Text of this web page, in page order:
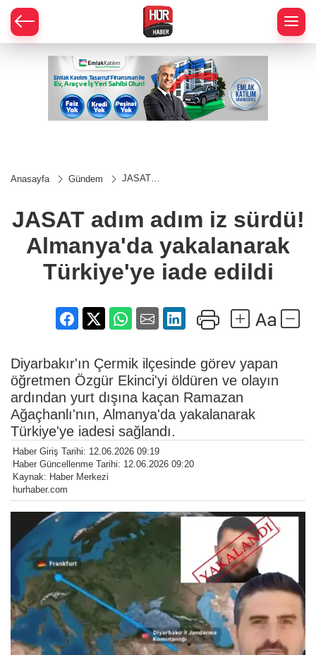
Anasayfa Gündem
JASAT
yakalanarak
iade edildi
JASAT adım adım iz sürdü!
Almanya'da yakalanarak
Türkiye'ye iade edildi
Diyarbakır'ın Çermik ilçesinde görev yapan
öğretmen Özgür Ekinci'yi öldüren ve olayın
ardından yurt dışına kaçan Ramazan
Ağaçhanlı'nın, Almanya'da yakalanarak
Türkiye'ye iadesi sağlandı.
Haber Giriş Tarihi: 12.06.2026 09:19
Haber Güncellenme Tarihi: 12.06.2026 09:20
Kaynak: Haber Merkezi
hurhaber.com